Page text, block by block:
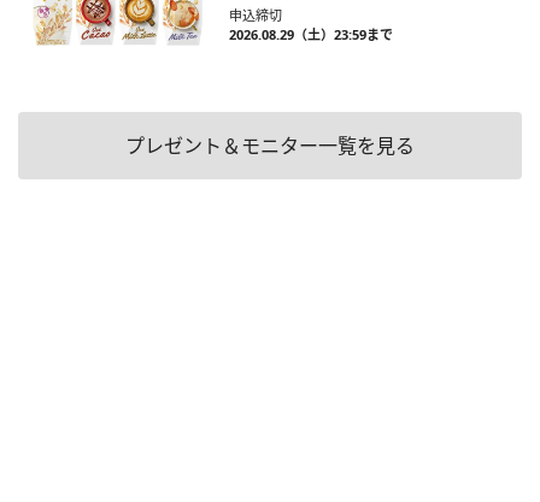
申込締切
2026.08.29（土）23:59まで
プレゼント＆モニター一覧を見る